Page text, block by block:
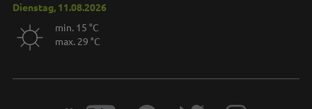
Dienstag, 11.08.2026
min. 15 °C
max. 29 °C